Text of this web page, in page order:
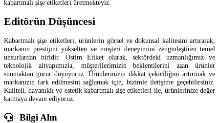
kabartmalı şişe etiketleri üretmekteyiz.
Editörün Düşüncesi
Kabartmalı şişe etiketleri, ürünlerin görsel ve dokunsal kalitesini artırarak,
markanın prestijini yükselten ve müşteri deneyimini zenginleştiren temel
unsurlardan biridir. Ostim Etiket olarak, sektördeki uzmanlığımız ve
teknolojik altyapımızla, müşterilerimizin beklentilerini aşan ürünler
sunmaktan gurur duyuyoruz. Ürünlerinizin dikkat çekiciliğini artırmak ve
markanızın fark edilmesini sağlamak için, bizimle iletişime geçebilirsiniz.
Kaliteli, dayanıklı ve estetik kabartmalı şişe etiketleri ile, ürünlerinize değer
katmaya devam ediyoruz.
Bilgi Alın